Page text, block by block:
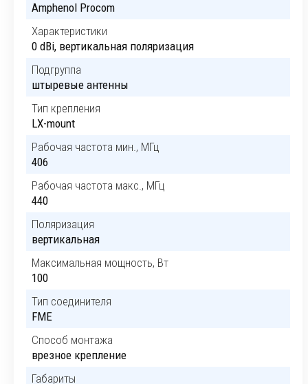
Amphenol Procom
Характеристики
0 dBi, вертикальная поляризация
Подгруппа
штыревые антенны
Тип крепления
LX-mount
Рабочая частота мин., МГц
406
Рабочая частота макс., МГц
440
Поляризация
вертикальная
Максимальная мощность, Вт
100
Тип соединителя
FME
Способ монтажа
врезное крепление
Габариты